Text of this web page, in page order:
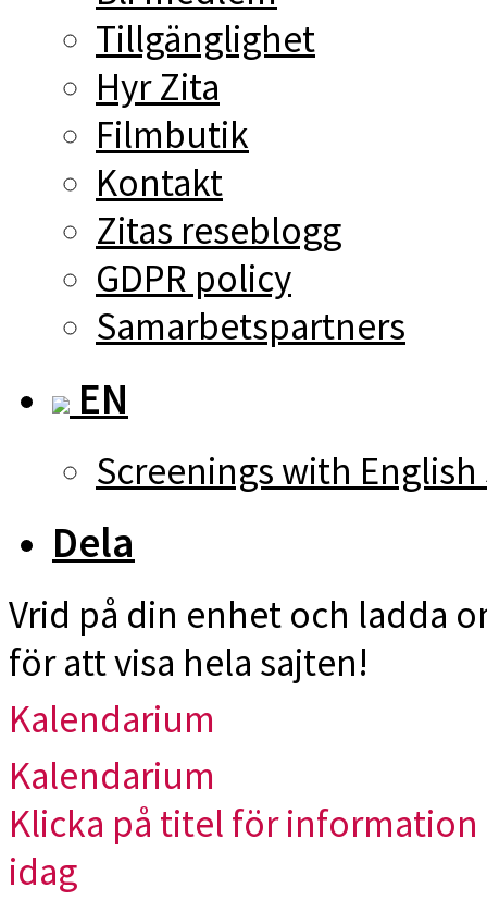
Tillgänglighet
Hyr Zita
Filmbutik
Kontakt
Zitas reseblogg
GDPR policy
Samarbetspartners
EN
Screenings with
Dela
Vrid på din enhet och ladda
för att visa hela sajten!
Kalendarium
Kalendarium
Klicka på titel för
idag